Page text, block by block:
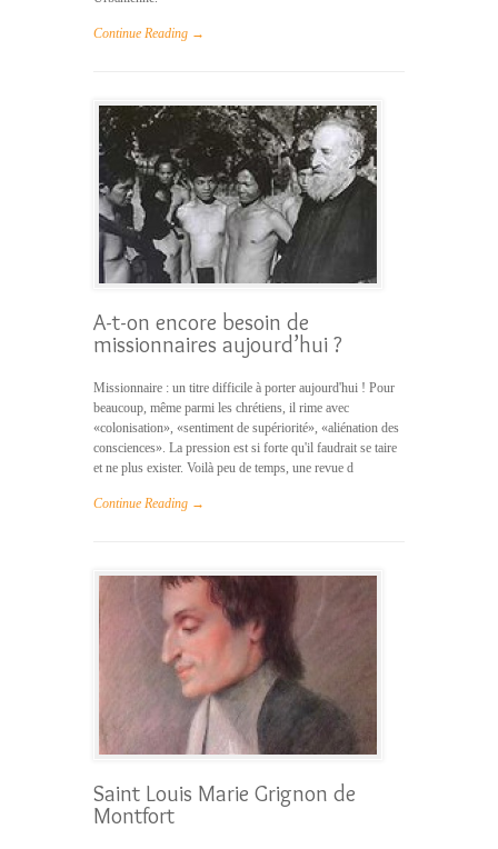
Continue Reading →
A-t-on encore besoin de
missionnaires aujourd’hui ?
Missionnaire : un titre difficile à porter aujourd'hui ! Pour
beaucoup, même parmi les chrétiens, il rime avec
«colonisation», «sentiment de supériorité», «aliénation des
consciences». La pression est si forte qu'il faudrait se taire
et ne plus exister. Voilà peu de temps, une revue d
Continue Reading →
Saint Louis Marie Grignon de
Montfort